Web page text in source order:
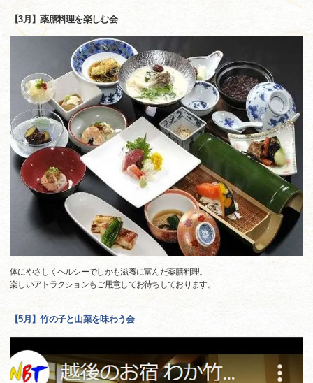
【3月】薬膳料理を楽しむ会
体にやさしくヘルシーでしかも滋養に富んだ薬膳料理。
楽しいアトラクションもご用意してお待ちしております。
【5月】竹の子と山菜を味わう会